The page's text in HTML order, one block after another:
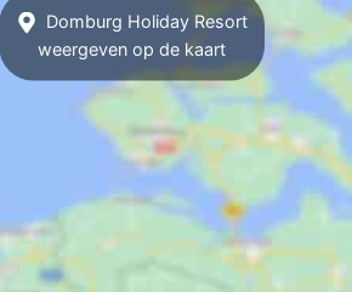
Domburg Holiday Resort
weergeven op de kaart